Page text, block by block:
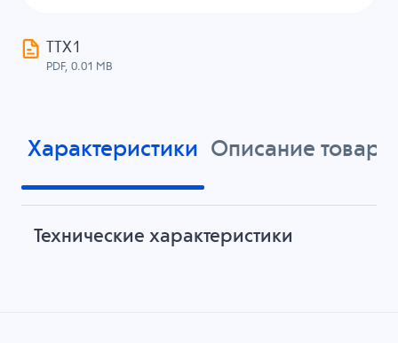
ТТХ1
PDF, 0.01 MB
Характеристики Описание товара
Технические характеристики